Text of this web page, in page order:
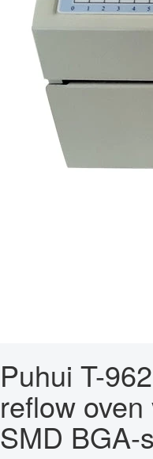
Puhui T-
reflow
SMD BGA-